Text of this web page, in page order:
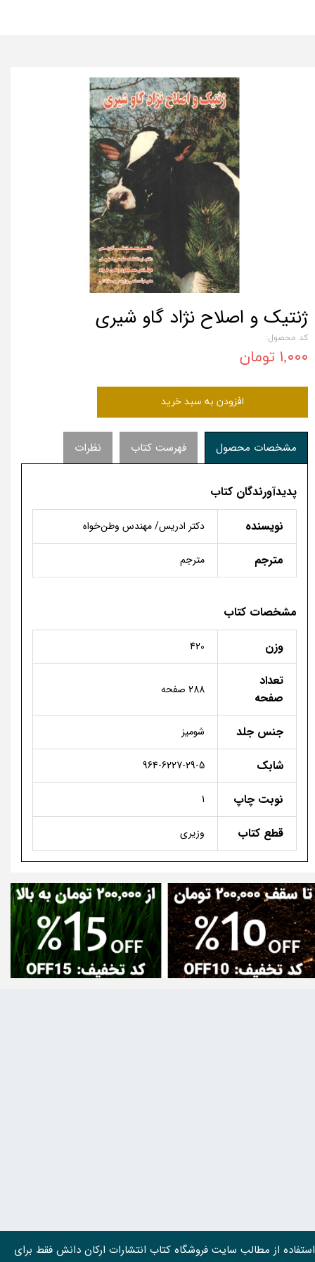
ژنتیک و اصلاح نژاد گاو شیری
کد محصول:
۱,۰۰۰ تومان
افزودن به سبد خرید
مشخصات محصول فهرست کتاب نظرات
پدیدآورندگان کتاب
نویسنده
دكتر ادريس/ مهندس وطن‌خواه
مترجم مترجم
مشخصات کتاب
وزن
420
تعداد
صفحه
288 صفحه
جنس جلد شومیز
شابک 964-6227-29-5
نوبت چاپ 1
قطع کتاب وزیری
استفاده از مطالب سايت فروشگاه کتاب انتشارات ارکان دانش فقط برای